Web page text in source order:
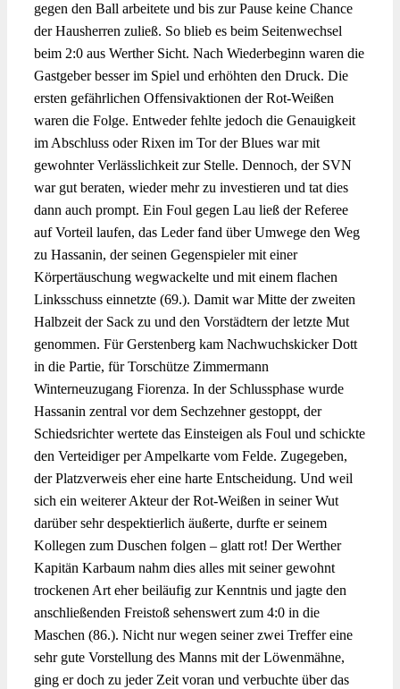
gegen den Ball arbeitete und bis zur Pause keine Chance
der Hausherren zuließ. So blieb es beim Seitenwechsel
beim 2:0 aus Werther Sicht. Nach Wiederbeginn waren die
Gastgeber besser im Spiel und erhöhten den Druck. Die
ersten gefährlichen Offensivaktionen der Rot-Weißen
waren die Folge. Entweder fehlte jedoch die Genauigkeit
im Abschluss oder Rixen im Tor der Blues war mit
gewohnter Verlässlichkeit zur Stelle. Dennoch, der SVN
war gut beraten, wieder mehr zu investieren und tat dies
dann auch prompt. Ein Foul gegen Lau ließ der Referee
auf Vorteil laufen, das Leder fand über Umwege den Weg
zu Hassanin, der seinen Gegenspieler mit einer
Körpertäuschung wegwackelte und mit einem flachen
Linksschuss einnetzte (69.). Damit war Mitte der zweiten
Halbzeit der Sack zu und den Vorstädtern der letzte Mut
genommen. Für Gerstenberg kam Nachwuchskicker Dott
in die Partie, für Torschütze Zimmermann
Winterneuzugang Fiorenza. In der Schlussphase wurde
Hassanin zentral vor dem Sechzehner gestoppt, der
Schiedsrichter wertete das Einsteigen als Foul und schickte
den Verteidiger per Ampelkarte vom Felde. Zugegeben,
der Platzverweis eher eine harte Entscheidung. Und weil
sich ein weiterer Akteur der Rot-Weißen in seiner Wut
darüber sehr despektierlich äußerte, durfte er seinem
Kollegen zum Duschen folgen – glatt rot! Der Werther
Kapitän Karbaum nahm dies alles mit seiner gewohnt
trockenen Art eher beiläufig zur Kenntnis und jagte den
anschließenden Freistoß sehenswert zum 4:0 in die
Maschen (86.). Nicht nur wegen seiner zwei Treffer eine
sehr gute Vorstellung des Manns mit der Löwenmähne,
ging er doch zu jeder Zeit voran und verbuchte über das